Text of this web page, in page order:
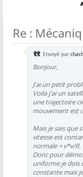
Re :
Envoyé par
Bonjour,
J'ai un petit
Voila j'ai un
une trajectoire
mouvement est
Mais je sais que
vitesse est
normale = v*v/R.
Donc pour
uniforme je dois
constante mais